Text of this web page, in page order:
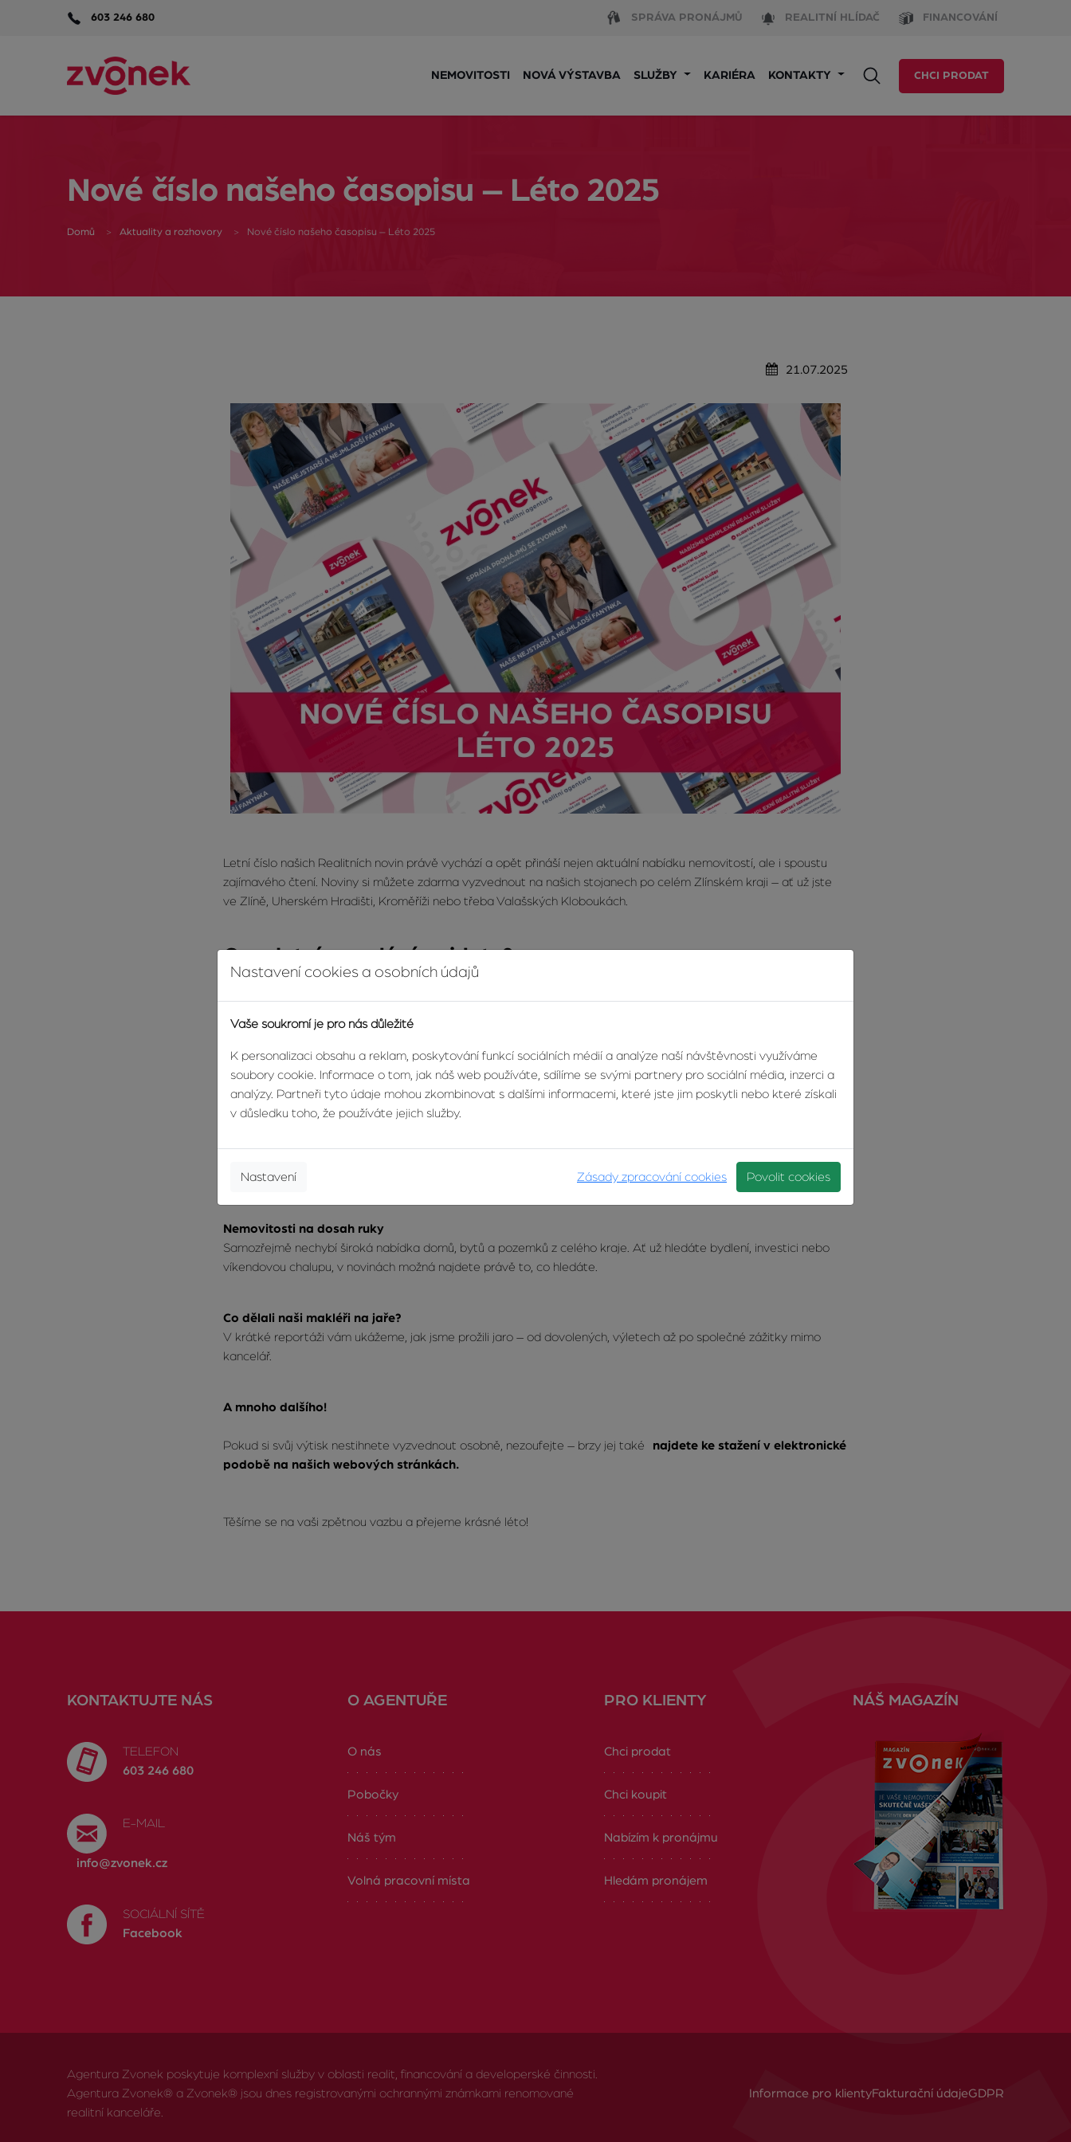
603 246 680 SPRÁVA PRONÁJMŮ REALITNÍ HLÍDAČ FINANCOVÁNÍ
NEMOVITOSTI NOVÁ VÝSTAVBA SLUŽBY KARIÉRA KONTAKTY CHCI PRODAT
Nové číslo našeho časopisu – Léto 2025
Domů Aktuality a rozhovory Nové číslo našeho časopisu – Léto 2025
21.07.2025
Letní číslo našich Realitních novin právě vychází a opět přináší nejen aktuální nabídku nemovitostí, ale i spoustu
zajímavého čtení. Noviny si můžete zdarma vyzvednout na našich stojanech po celém Zlínském kraji – ať už jste
ve Zlíně, Uherském Hradišti, Kroměříži nebo třeba Valašských Kloboukách.
Co v letním vydání najdete?​
Velkým lákadlem tohoto čísla je výjimečný rozhovor s paní Marií Novákovou, nejstarší občankou města Zlína. S
noblesou a životní moudrostí vzpomíná na dobu Tomáše Bati, atmosféru tehdejšího Zlína a porovnává ji s dnešním
světem. Je to čtení, které zahřeje i k zamyšlení.
Služba pro klidnější život pronajímatele
o váš byt. Váš byt, náš servis.
Nemovitosti na dosah ruky
Samozřejmě nechybí široká nabídka domů, bytů a pozemků z celého kraje. Ať už hledáte bydlení, investici nebo
víkendovou chalupu, v novinách možná najdete právě to, co hledáte.
Co dělali naši makléři na jaře?
V krátké reportáži vám ukážeme, jak jsme prožili jaro – od dovolených, výletech až po společné zážitky mimo
kancelář.
A mnoho dalšího!
Pokud si svůj výtisk nestihnete vyzvednout osobně, nezoufejte – brzy jej také najdete ke stažení v elektronické
podobě na našich webových stránkách.
Těšíme se na vaši zpětnou vazbu a přejeme krásné léto!
KONTAKTUJTE NÁS
TELEFON
603 246 680
E-MAIL
info@zvonek.cz
SOCIÁLNÍ SÍTĚ
Facebook
O AGENTUŘE
O nás
Pobočky
Náš tým
Volná pracovní místa
PRO KLIENTY
Chci prodat
Chci koupit
Nabízím k pronájmu
Hledám pronájem
NÁŠ MAGAZÍN
Agentura Zvonek poskytuje komplexní služby v oblasti realit, financování a developerské činnosti.
Agentura Zvonek® a Zvonek® jsou dnes registrovanými ochrannými známkami renomované
realitní kanceláře.
Informace pro klientyFakturační údajeGDPR
Nastavení cookies a osobních údajů
Vaše soukromí je pro nás důležité
K personalizaci obsahu a reklam, poskytování funkcí sociálních médií a analýze naší návštěvnosti využíváme
soubory cookie. Informace o tom, jak náš web používáte, sdílíme se svými partnery pro sociální média, inzerci a
analýzy. Partneři tyto údaje mohou zkombinovat s dalšími informacemi, které jste jim poskytli nebo které získali
v důsledku toho, že používáte jejich služby.
Zásady zpracování cookies
Nastavení Povolit cookies